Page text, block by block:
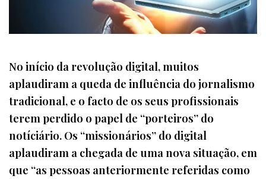
No início da revolução digital, muitos
aplaudiram a queda de influência do jornalismo
tradicional, e o facto de os seus profissionais
terem perdido o papel de “porteiros” do
notíciário. Os “missionários” do digital
aplaudiram a chegada de uma nova situação, em
que “as pessoas anteriormente referidas como